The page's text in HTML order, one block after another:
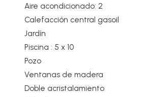
Aire acondicionado: 2
Calefacción central gasoil
Jardín
Piscina : 5 x 10
Pozo
Ventanas de madera
Doble acristalamiento